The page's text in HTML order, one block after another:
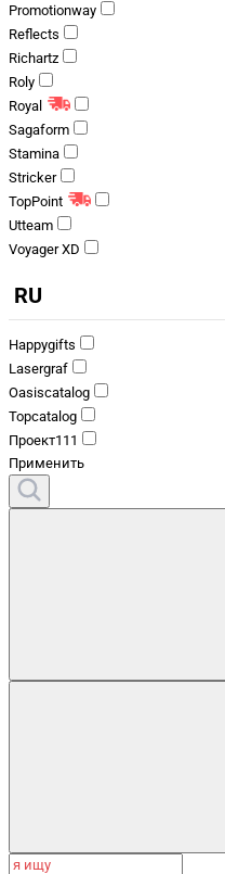
Promotionway
Reflects
Richartz
Roly
Royal
Sagaform
Stamina
Stricker
TopPoint
Utteam
Voyager XD
RU
Happygifts
Lasergraf
Oasiscatalog
Topcatalog
Проект111
Применить